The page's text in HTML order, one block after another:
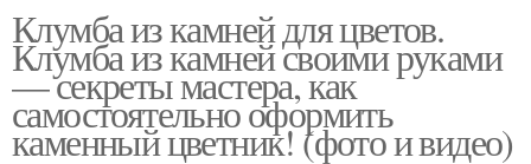
Клумба из камней для цветов.
Клумба из камней своими руками
— секреты мастера, как
самостоятельно оформить
каменный цветник! (фото и видео)